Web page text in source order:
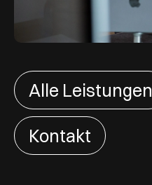
Alle Leistungen
Kontakt